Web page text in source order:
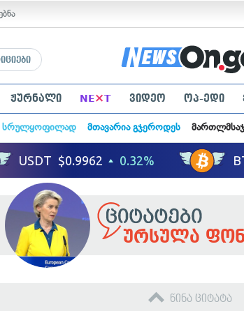
ჟურნალი NE×T ვიდეო ოპ-ედი
სრულყოფილად მთავარია გჯეროდეს
ურსულა
წინა ციტატა